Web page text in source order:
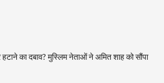
का दबाव? मुस्लिम नेताओं ने अमित शाह को सौंपा